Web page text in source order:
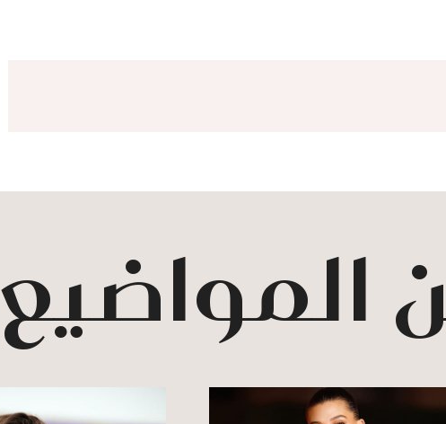
المواضيع